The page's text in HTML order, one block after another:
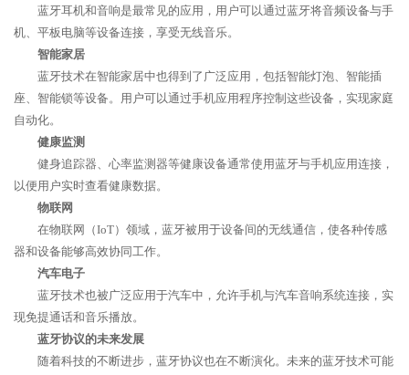
蓝牙耳机和音响是最常见的应用，用户可以通过蓝牙将音频设备与手
机、平板电脑等设备连接，享受无线音乐。
智能家居
蓝牙技术在智能家居中也得到了广泛应用，包括智能灯泡、智能插
座、智能锁等设备。用户可以通过手机应用程序控制这些设备，实现家庭
自动化。
健康监测
健身追踪器、心率监测器等健康设备通常使用蓝牙与手机应用连接，
以便用户实时查看健康数据。
物联网
在物联网（IoT）领域，蓝牙被用于设备间的无线通信，使各种传感
器和设备能够高效协同工作。
汽车电子
蓝牙技术也被广泛应用于汽车中，允许手机与汽车音响系统连接，实
现免提通话和音乐播放。
蓝牙协议的未来发展
随着科技的不断进步，蓝牙协议也在不断演化。未来的蓝牙技术可能